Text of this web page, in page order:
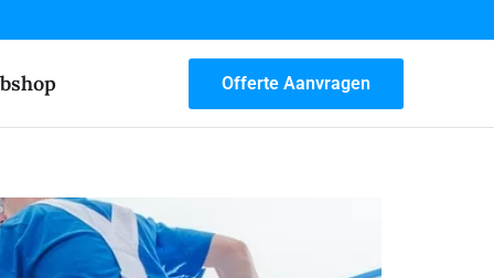
Offerte Aanvragen